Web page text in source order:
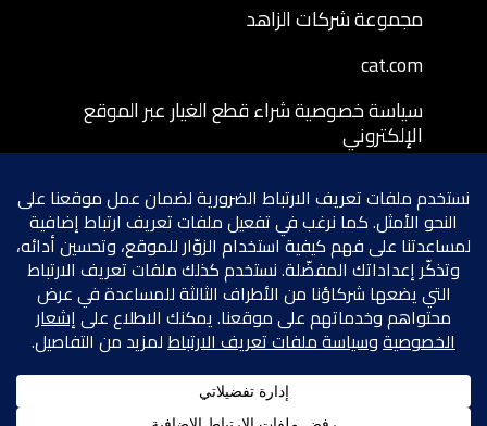
مجموعة شركات الزاهد
cat.com
سياسة خصوصية شراء قطع الغيار عبر الموقع
الإلكتروني
الإلكتروني
سياسة إرجاع قطع الغيار المشتراة عبر الموقع
الإلكتروني
شروط الخصوصية
سياسة ملفات تعريف الارتباط